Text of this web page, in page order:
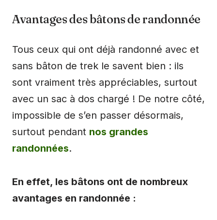
Avantages des bâtons de randonnée
Tous ceux qui ont déjà randonné avec et
sans bâton de trek le savent bien : ils
sont vraiment très appréciables, surtout
avec un sac à dos chargé ! De notre côté,
impossible de s’en passer désormais,
surtout pendant nos grandes
randonnées.
En effet, les bâtons ont de nombreux
avantages en randonnée :